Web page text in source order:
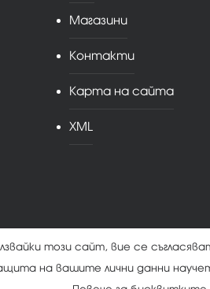
Магазини
Контакти
Карта на сайта
XML
този сайт, вие се
на вашите лични данни